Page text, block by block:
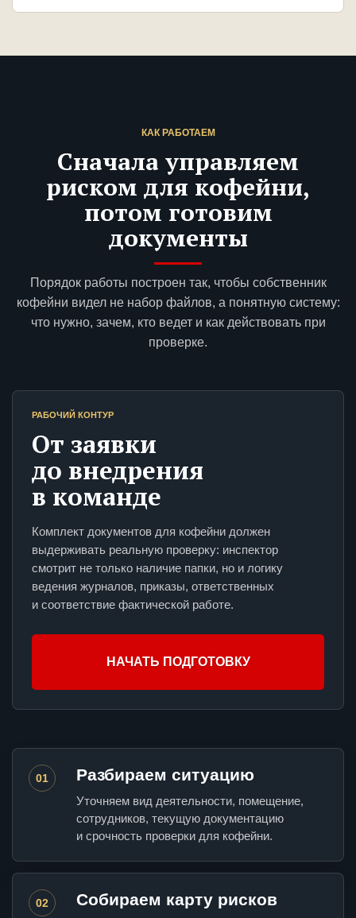
КАК РАБОТАЕМ
Сначала управляем
риском для кофейни,
потом готовим
документы
Порядок работы построен так, чтобы собственник
кофейни видел не набор файлов, а понятную систему:
что нужно, зачем, кто ведет и как действовать при
проверке.
РАБОЧИЙ КОНТУР
От заявки
до внедрения
в команде
Комплект документов для кофейни должен
выдерживать реальную проверку: инспектор
смотрит не только наличие папки, но и логику
ведения журналов, приказы, ответственных
и соответствие фактической работе.
НАЧАТЬ ПОДГОТОВКУ
01 Разбираем ситуацию
Уточняем вид деятельности, помещение,
сотрудников, текущую документацию
и срочность проверки для кофейни.
02 Собираем карту рисков